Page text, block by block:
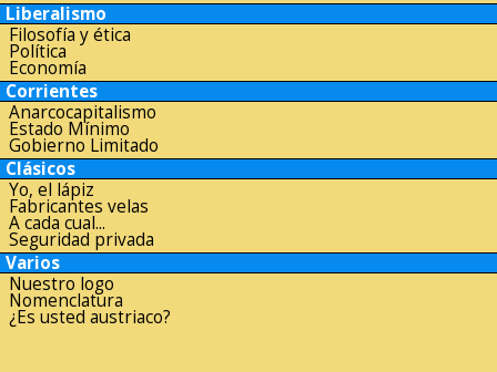
Liberalismo
Filosofía y ética
Política
Economía
Corrientes
Anarcocapitalismo
Estado Mínimo
Gobierno Limitado
Clásicos
Yo, el lápiz
Fabricantes velas
A cada cual...
Seguridad privada
Varios
Nuestro logo
Nomenclatura
¿Es usted austriaco?